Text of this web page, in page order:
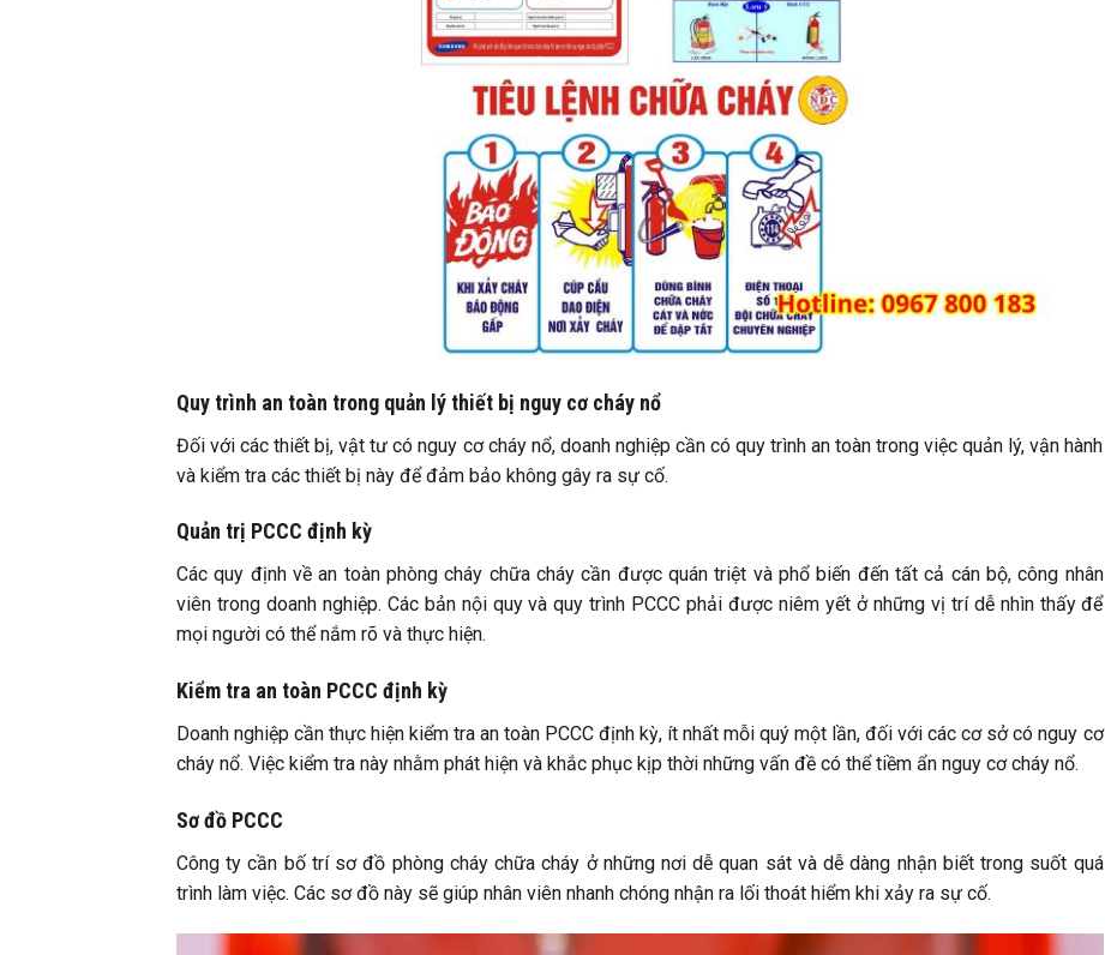
Quy trình an toàn trong quản lý thiết bị nguy cơ cháy nổ
Đối với các thiết bị, vật tư có nguy cơ cháy nổ, doanh nghiệp cần có quy trình an toàn trong việc quản lý, vận hành
và kiểm tra các thiết bị này để đảm bảo không gây ra sự cố.
Quản trị PCCC định kỳ
Các quy định về an toàn phòng cháy chữa cháy cần được quán triệt và phổ biến đến tất cả cán bộ, công nhân
viên trong doanh nghiệp. Các bản nội quy và quy trình PCCC phải được niêm yết ở những vị trí dễ nhìn thấy để
mọi người có thể nắm rõ và thực hiện.
Kiểm tra an toàn PCCC định kỳ
Doanh nghiệp cần thực hiện kiểm tra an toàn PCCC định kỳ, ít nhất mỗi quý một lần, đối với các cơ sở có nguy cơ
cháy nổ. Việc kiểm tra này nhằm phát hiện và khắc phục kịp thời những vấn đề có thể tiềm ẩn nguy cơ cháy nổ.
Sơ đồ PCCC
Công ty cần bố trí sơ đồ phòng cháy chữa cháy ở những nơi dễ quan sát và dễ dàng nhận biết trong suốt quá
trình làm việc. Các sơ đồ này sẽ giúp nhân viên nhanh chóng nhận ra lối thoát hiểm khi xảy ra sự cố.